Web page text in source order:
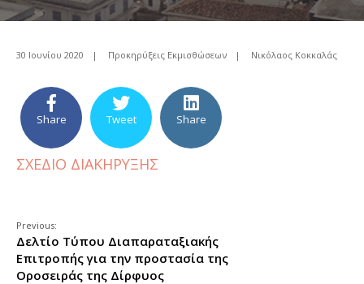
30 Ιουνίου 2020 | Προκηρύξεις Εκμισθώσεων | Νικόλαος Κοκκαλάς
Share Tweet Share
ΣΧΕΔΙΟ ΔΙΑΚΗΡΥΞΗΣ
Previous:
Δελτίο Τύπου Διαπαραταξιακής
Επιτροπής για την προστασία της
Οροσειράς της Δίρφυος